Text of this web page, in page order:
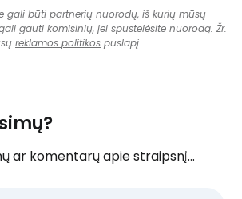
gali būti partnerių nuorodų, iš kurių mūsų
gauti komisinių, jei spustelėsite nuorodą. Žr.
reklamos politikos puslapį.
ar komentarų apie straipsnį...